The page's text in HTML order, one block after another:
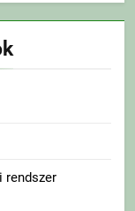
rendszer